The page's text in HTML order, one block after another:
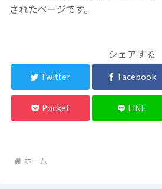
されたページです。
シェアする
Twitter Facebook
Pocket LINE
ホーム